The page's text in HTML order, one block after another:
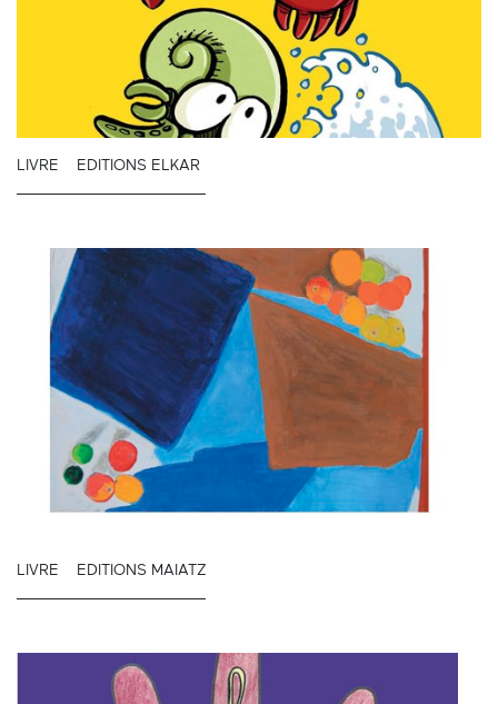
LIVRE EDITIONS ELKAR
LIVRE EDITIONS MAIATZ